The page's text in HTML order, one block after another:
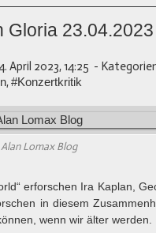
Gloria
April 2023, 14:25 -
,#Konzertkritik
Alan Lomax Blog
erforschen Ira Kaplan,
in diesem
wenn wir älter werden.